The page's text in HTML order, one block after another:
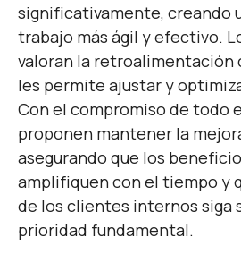
significativamente, creando
trabajo más ágil y efectivo.
valoran la retroalimentación
les permite ajustar y
Con el compromiso de todo
proponen mantener la
asegurando que los
amplifiquen con el tiempo y
de los clientes internos siga
prioridad fundamental.